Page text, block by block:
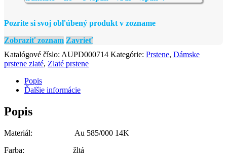
Pozrite si svoj obľúbený produkt v zozname
Zobraziť zoznam Zavrieť
Katalógové číslo: AUPD000714 Kategórie: Prstene, Dámske
prstene zlaté, Zlaté prstene
Popis
Ďalšie informácie
Popis
Materiál: Au 585/000 14K
Farba: žltá